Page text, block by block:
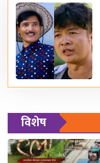
विशेष